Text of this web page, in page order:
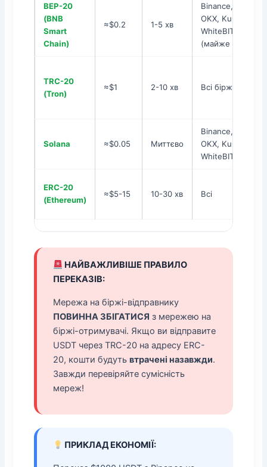
BEP-20
(BNB
Smart
Chain)
≈$0.2 1-5 хв
Binance, Bybit,
OKX, KuCoin,
WhiteBIT
(майже всі)
TRC-20
(Tron)
≈$1 2-10 хв Всі біржі
Solana ≈$0.05 Миттєво
Binance, Bybit,
OKX, KuCoin,
WhiteBIT
ERC-20
(Ethereum)
≈$5-15 10-30 хв Всі
НАЙВАЖЛИВІШЕ ПРАВИЛО
ПЕРЕКАЗІВ:
Мережа на біржі-відправнику
ПОВИННА ЗБІГАТИСЯ з мережею на
біржі-отримувачі. Якщо ви відправите
USDT через TRC-20 на адресу ERC-
20, кошти будуть втрачені назавжди.
Завжди перевіряйте сумісність
мереж!
ПРИКЛАД ЕКОНОМІЇ: